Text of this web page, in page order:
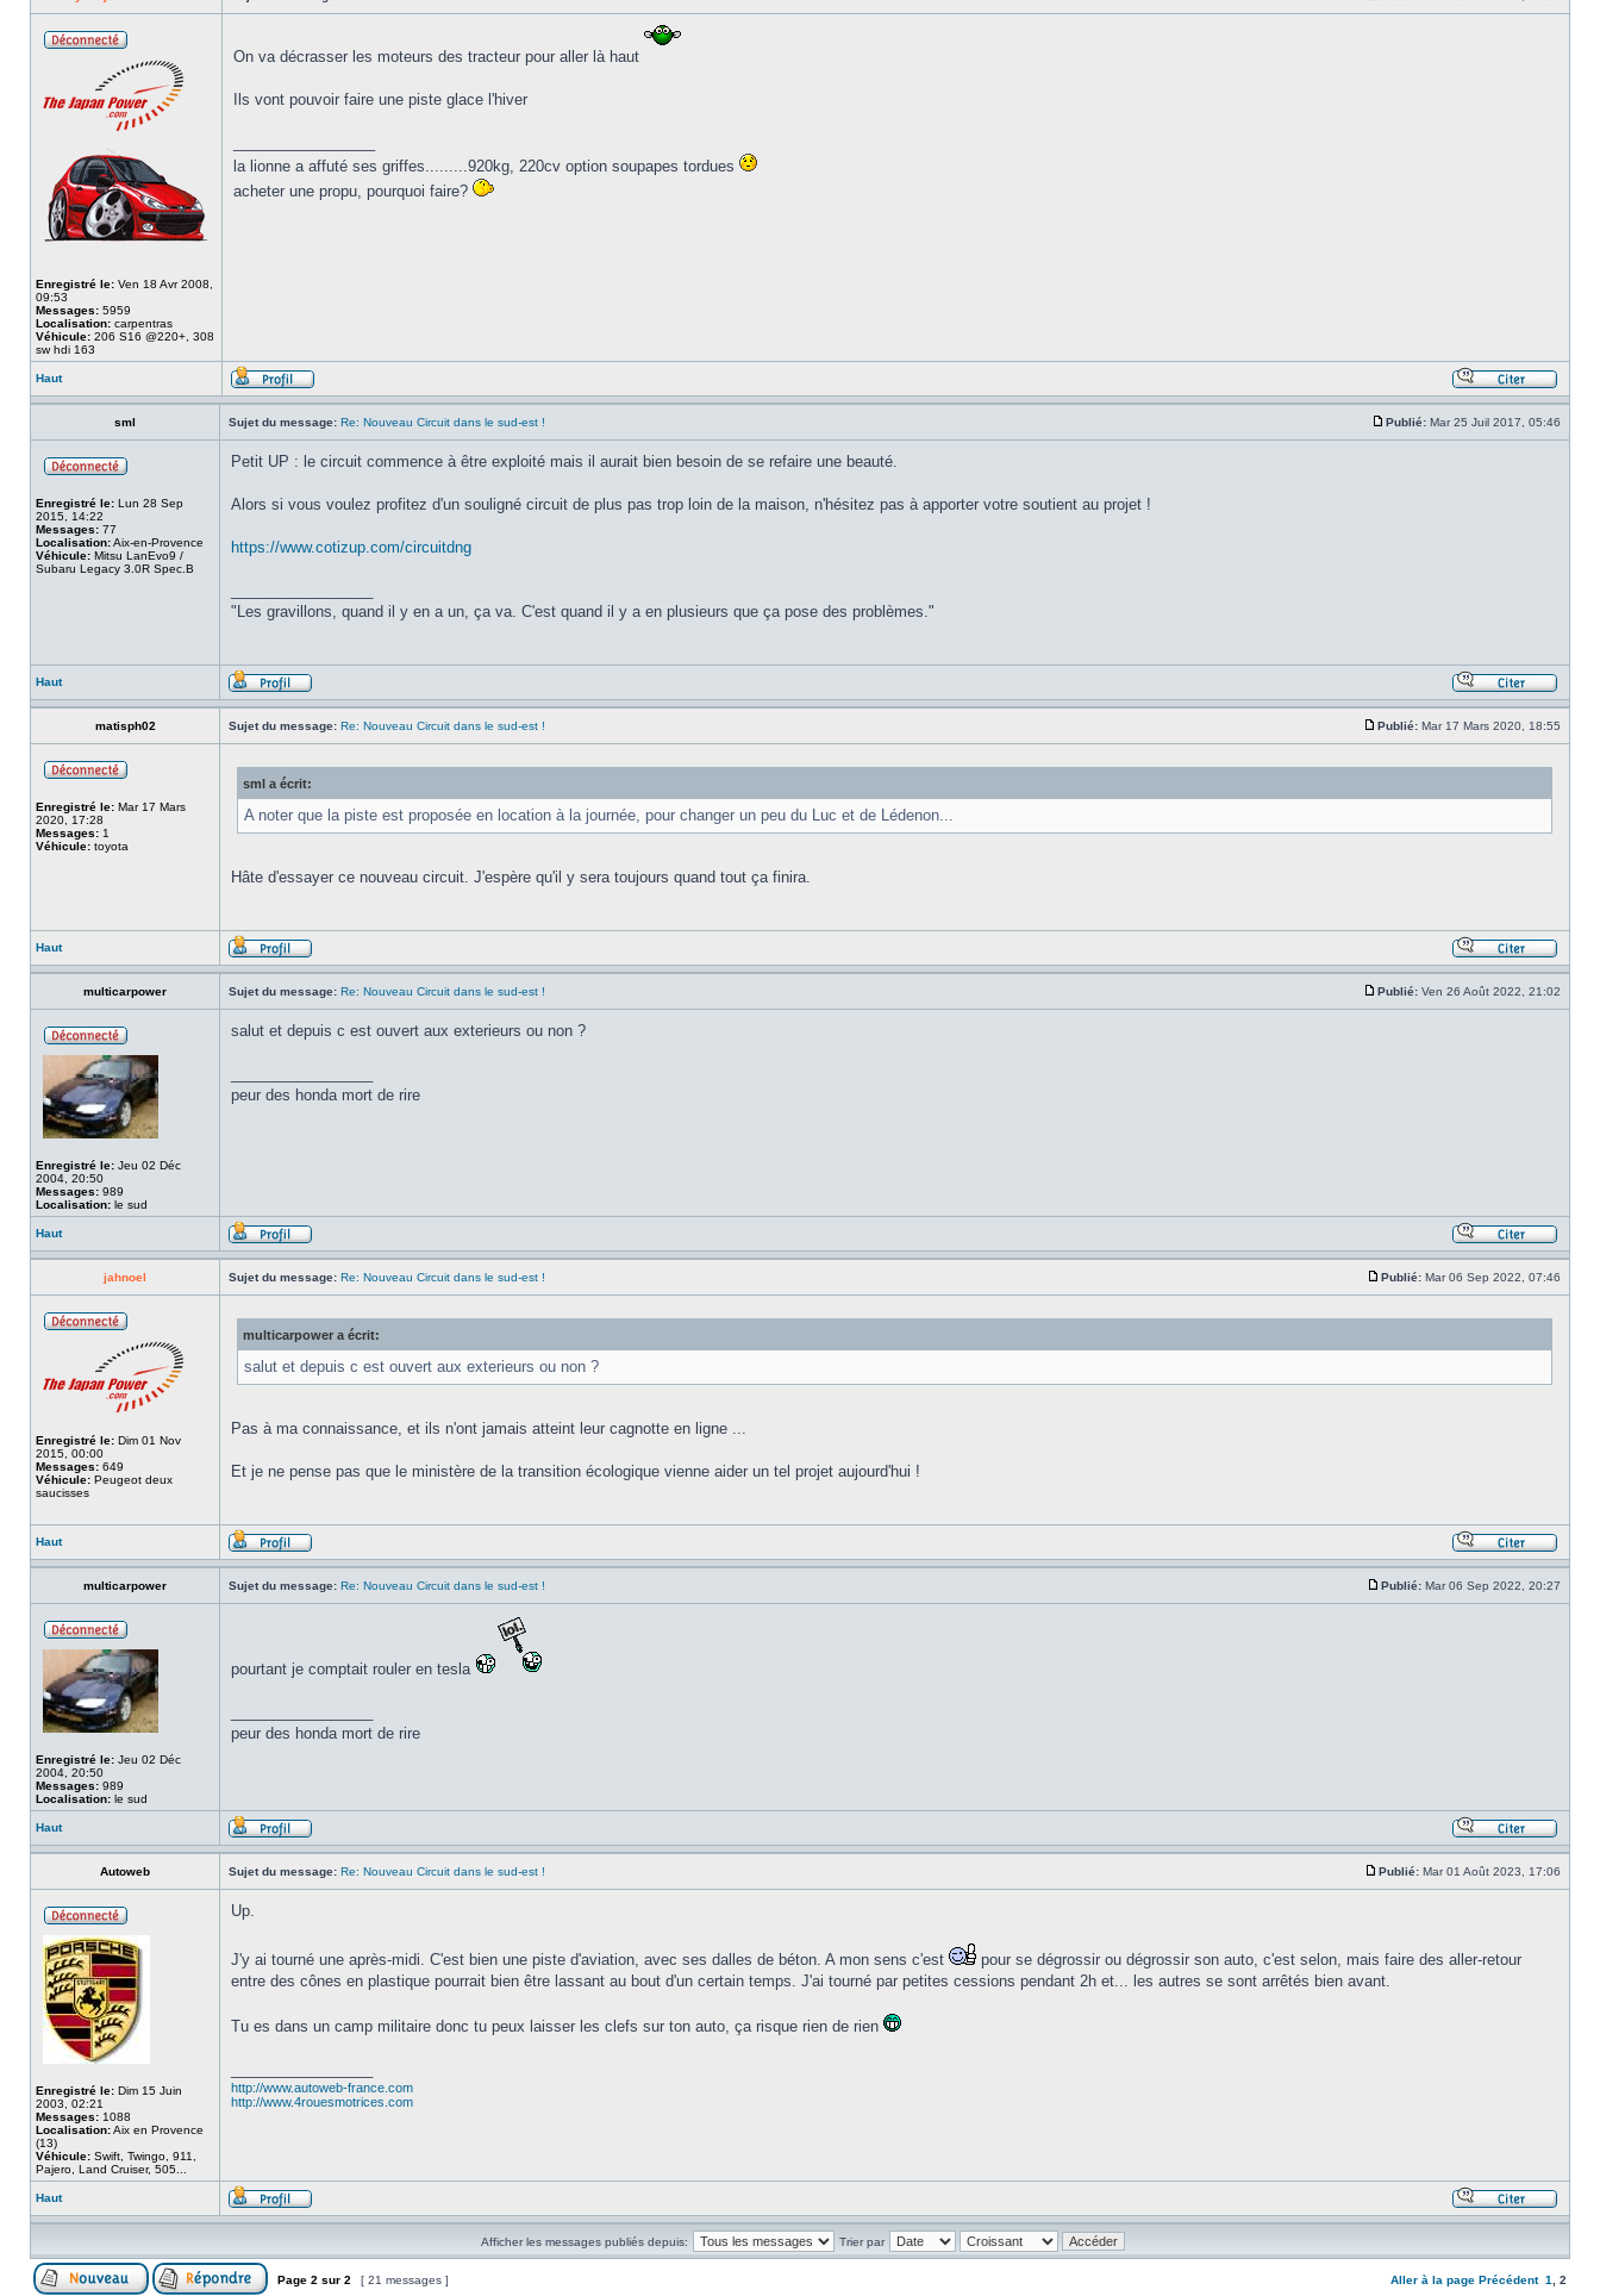
Enregistré le: Ven 18 Avr 2008,
09:53
Messages: 5959
Localisation: carpentras
Véhicule: 206 S16 @220+, 308
sw hdi 163
On va décrasser les moteurs des tracteur pour aller là haut
Ils vont pouvoir faire une piste glace l'hiver
la lionne a affuté ses griffes.........920kg, 220cv option soupapes tordues
acheter une propu, pourquoi faire?
Haut
sml Sujet du message: Re: Nouveau Circuit dans le sud-est ! Publié: Mar 25 Juil 2017, 05:46
Enregistré le: Lun 28 Sep
2015, 14:22
Messages: 77
Localisation:Aix-en-Provence
Véhicule: Mitsu LanEvo9 /
Subaru Legacy 3.0R Spec.B
Petit UP : le circuit commence à être exploité mais il aurait bien besoin de se refaire une beauté.
Alors si vous voulez profitez d'un souligné circuit de plus pas trop loin de la maison, n'hésitez pas à apporter votre soutient au projet !
https://www.cotizup.com/circuitdng
"Les gravillons, quand il y en a un, ça va. C'est quand il y a en plusieurs que ça pose des problèmes."
Haut
matisph02 Sujet du message: Re: Nouveau Circuit dans le sud-est ! Publié: Mar 17 Mars 2020, 18:55
Enregistré le: Mar 17 Mars
2020, 17:28
Messages: 1
Véhicule: toyota
sml a écrit:
A noter que la piste est proposée en location à la journée, pour changer un peu du Luc et de Lédenon...
Hâte d'essayer ce nouveau circuit. J'espère qu'il y sera toujours quand tout ça finira.
Haut
multicarpower Sujet du message: Re: Nouveau Circuit dans le sud-est ! Publié: Ven 26 Août 2022, 21:02
Enregistré le: Jeu 02 Déc
2004, 20:50
Messages: 989
Localisation: le sud
salut et depuis c est ouvert aux exterieurs ou non ?
peur des honda mort de rire
Haut
jahnoel Sujet du message: Re: Nouveau Circuit dans le sud-est ! Publié: Mar 06 Sep 2022, 07:46
Enregistré le: Dim 01 Nov
2015, 00:00
Messages: 649
Véhicule: Peugeot deux
saucisses
multicarpower a écrit:
salut et depuis c est ouvert aux exterieurs ou non ?
Pas à ma connaissance, et ils n'ont jamais atteint leur cagnotte en ligne ...
Et je ne pense pas que le ministère de la transition écologique vienne aider un tel projet aujourd'hui !
Haut
multicarpower Sujet du message: Re: Nouveau Circuit dans le sud-est ! Publié: Mar 06 Sep 2022, 20:27
Enregistré le: Jeu 02 Déc
2004, 20:50
Messages: 989
Localisation: le sud
pourtant je comptait rouler en tesla
peur des honda mort de rire
Haut
Autoweb Sujet du message: Re: Nouveau Circuit dans le sud-est ! Publié: Mar 01 Août 2023, 17:06
Enregistré le: Dim 15 Juin
2003, 02:21
Messages: 1088
Localisation:Aix en Provence
(13)
Véhicule: Swift, Twingo, 911,
Pajero, Land Cruiser, 505...
Up.
J'y ai tourné une après-midi. C'est bien une piste d'aviation, avec ses dalles de béton. A mon sens c'est
pour se dégrossir ou dégrossir son auto, c'est selon, mais faire des aller-retour
entre des cônes en plastique pourrait bien être lassant au bout d'un certain temps. J'ai tourné par petites cessions pendant 2h et... les autres se sont arrêtés bien avant.
Tu es dans un camp militaire donc tu peux laisser les clefs sur ton auto, ça risque rien de rien
http://www.autoweb-france.com
http://www.4rouesmotrices.com
Haut
Afficher les messages publiés depuis: Trier par
Page 2 sur 2 [ 21 messages ] Aller à la page Précédent 1 2